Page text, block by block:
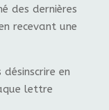
des dernières
recevant une
en
lettre